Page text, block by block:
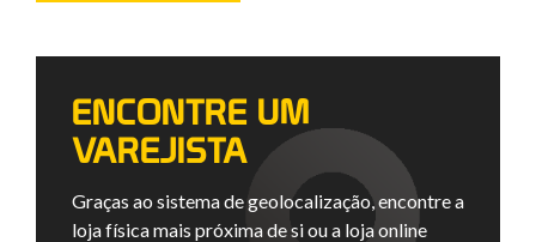
ENCONTRE UM
VAREJISTA
Graças ao sistema de geolocalização, encontre a
loja física mais próxima de si ou a loja online